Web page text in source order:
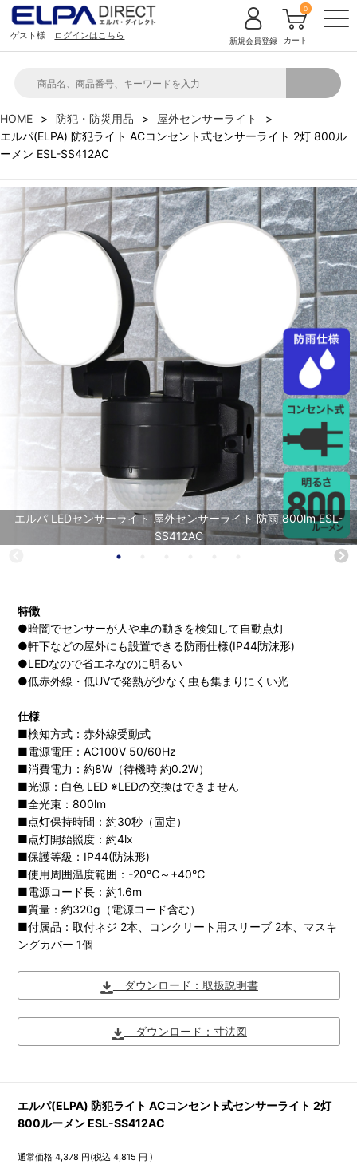
ゲスト様 ログインはこちら 新規会員登録 カート
0
HOME 防犯・防災用品
屋外センサーライト
エルパ(ELPA) 防犯ライト ACコンセント式センサーライト 2灯 800ル
ーメン ESL-SS412AC
エルパ LEDセンサーライト 屋外センサーライト 防雨 800lm ESL-
SS412AC
特徴
●暗闇でセンサーが人や車の動きを検知して自動点灯
●軒下などの屋外にも設置できる防雨仕様(IP44防沫形)
●LEDなので省エネなのに明るい
●低赤外線・低UVで発熱が少なく虫も集まりにくい光
仕様
■検知方式：赤外線受動式
■電源電圧：AC100V 50/60Hz
■消費電力：約8W（待機時 約0.2W）
■光源：白色 LED ※LEDの交換はできません
■全光束：800lm
■点灯保持時間：約30秒（固定）
■点灯開始照度：約4lx
■保護等級：IP44(防沫形)
■使用周囲温度範囲：-20℃～+40℃
■電源コード長：約1.6m
■質量：約320g（電源コード含む）
■付属品：取付ネジ 2本、コンクリート用スリーブ 2本、マスキ
ングカバー 1個
ダウンロード：取扱説明書
ダウンロード：寸法図
エルパ(ELPA) 防犯ライト ACコンセント式センサーライト 2灯
800ルーメン ESL-SS412AC
通常価格 4,378 円(税込4,815 円 )